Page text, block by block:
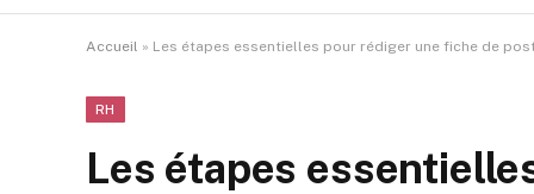
Accueil » Les étapes essentielles pour rédiger une fiche de
RH
Les étapes